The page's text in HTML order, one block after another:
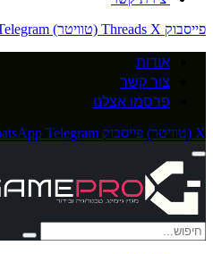
פייסבוק
Threads X (טוויטר)
אודות
צור קשר
פרסמו אצלנו
X (טוויטר) פייסבוק Telegram